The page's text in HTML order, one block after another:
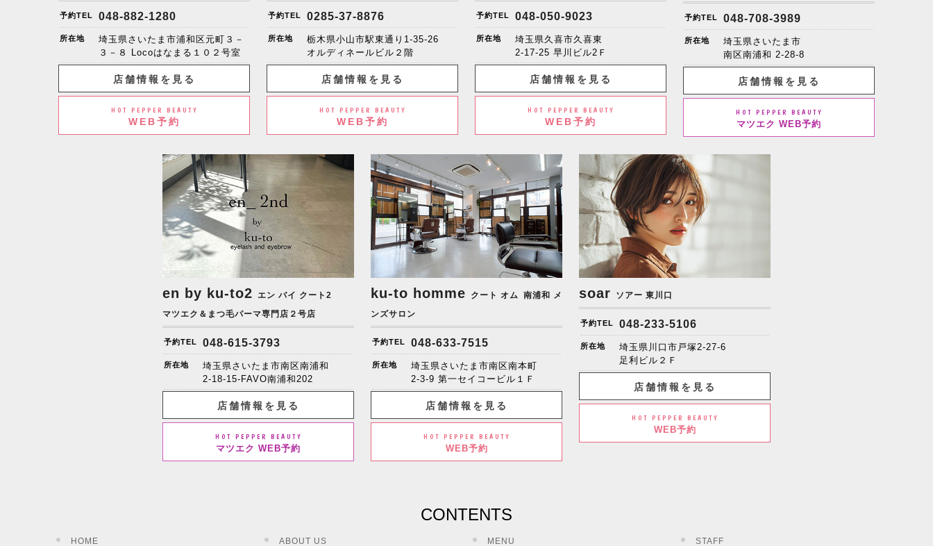
予約TEL 048-882-1280
所在地
埼玉県さいたま市浦和区元町３－
３－８ Locoはなまる１０２号室
店舗情報を見る
HOT PEPPER BEAUTY
WEB予約
予約TEL 0285-37-8876
所在地
栃木県小山市駅東通り1-35-26
オルディネールビル２階
店舗情報を見る
HOT PEPPER BEAUTY
WEB予約
予約TEL 048-050-9023
所在地
埼玉県久喜市久喜東
2-17-25 早川ビル2Ｆ
店舗情報を見る
HOT PEPPER BEAUTY
WEB予約
予約TEL 048-708-3989
所在地
埼玉県さいたま市
南区南浦和 2-28-8
店舗情報を見る
HOT PEPPER BEAUTY
マツエク WEB予約
en by ku-to2
エン バイ クート2
マツエク＆まつ毛パーマ専門店２号店
予約TEL 048-615-3793
所在地
埼玉県さいたま市南区南浦和
2-18-15-FAVO南浦和202
店舗情報を見る
HOT PEPPER BEAUTY
マツエク WEB予約
ku-to homme クート オム 南浦和 メ
ンズサロン
予約TEL 048-633-7515
所在地
埼玉県さいたま市南区南本町
2-3-9 第一セイコービル１Ｆ
店舗情報を見る
HOT PEPPER BEAUTY
WEB予約
soar ソアー 東川口
予約TEL 048-233-5106
所在地
埼玉県川口市戸塚2-27-6
足利ビル２Ｆ
店舗情報を見る
HOT PEPPER BEAUTY
WEB予約
CONTENTS
HOME ABOUT US MENU STAFF